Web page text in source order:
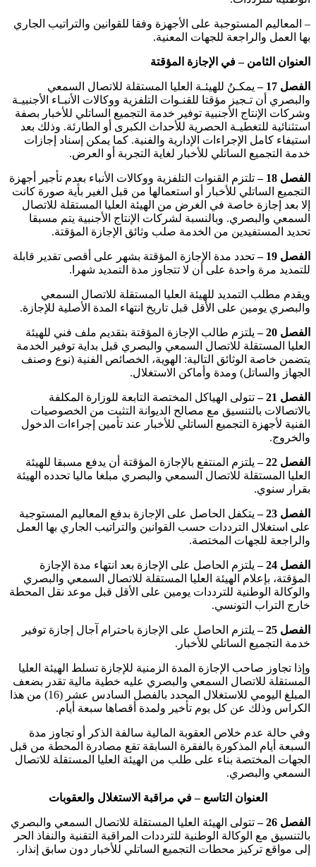
– المعاليم المستوجبة على الأجهزة وفقا للقوانين والتراتيب الجاري
بها العمل والراجعة للجهات المعنية.
العنوان الثامن – في الإجازة المؤقتة
الفصل 17 –
يمكـنُ للهيئـة العليا المستقلة للاتصال السمعي
والبصري أن تـجيز مؤقتا للقنـوات التلفزية ووكالات الأنبـاء الأجنبيـة
وشركات الإنتاج الأجنبية توفير خدمة التجميع الساتلي للأخبار بصفة
استثنائية للتغطيـة الحصرية للأحداث الكبرى أو الطارئة. وذلك بعد
استيفاء كامل الإجراءات الإدارية والفنية. كما يمكن إسناد إجازات
خدمة التجميع الساتلي للأخبار لغاية التجربة أو العرض.
الفصل 18 –
تلتزم القنوات التلفزية ووكالات الأنباء بعدم تأجير أجهزة
التجميع الساتلي للأخبار أو استعمالها من قبل الغير بأية صورة كانت
إلا بعد إجازة خاصة في الغرض من الهيئة العليا المستقلة للاتصال
السمعي والبصري. وبالنسبة لشركات الإنتاج الأجنبية يتم مسبقا
تحديد المستفيدين من الخدمة صلب وثائق الإجازة المؤقتة.
الفصل 19 –
تحدد مدة الإجازة المؤقتة بشهر على أقصى تقدير قابلة
للتمديد مرة واحدة على أن لا تتجاوز مدة التمديد شهرا.
ويقدم مطلب التمديد للهيئة العليا المستقلة للاتصال السمعي
والبصري يومين على الأقل قبل تاريخ انتهاء المدة الأصلية للإجازة.
الفصل 20 –
يلتزم طالب الإجازة المؤقتة بتقديم ملف فني للهيئة
العليا المستقلة للاتصال السمعي والبصري قبل بداية توفير الخدمة
يتضمن خاصة الوثائق التالية: الهوية، الخصائص الفنية (نوع وصنف
الجهاز والساتل) ومدة وأماكن الاستغلال.
الفصل 21 –
تتولى الهياكل المختصة التابعة للوزارة المكلفة
بالاتصالات بالتنسيق مع مصالح الديوانة التثبت من الخصوصيات
الفنية لأجهزة التجميع الساتلي للأخبار عند تأمين إجراءات الدخول
والخروج.
الفصل 22 –
يلتزم المنتفع بالإجازة المؤقتة أن يدفع مسبقا للهيئة
العليا المستقلة للاتصال السمعي والبصري مبلغا ماليا تحدده الهيئة
بقرار سنوي.
الفصل 23 –
يتكفل الحاصل على الإجازة بدفع المعاليم المستوجبة
على استغلال الترددات حسب القوانين والتراتيب الجاري بها العمل
والراجعة للجهات المختصة.
الفصل 24 –
يلتزم الحاصل على الإجازة بعد انتهاء مدة الإجازة
المؤقتة، بإعلام الهيئة العليا المستقلة للاتصال السمعي والبصري
والوكالة الوطنية للترددات يومين على الأقل قبل موعد نقل المحطة
خارج التراب التونسي.
الفصل 25 –
يلتزم الحاصل على الإجازة باحترام آجال إجازة توفير
خدمة التجميع الساتلي للأخبار.
وإذا تجاوز صاحب الإجازة المدة الزمنية للإجازة تسلط الهيئة العليا
المستقلة للاتصال السمعي والبصري عليه خطية مالية تقدر بضعف
المبلغ اليومي للاستغلال المحدد بالفصل السادس عشر (16) من هذا
الكراس وذلك عن كل يوم تأخير ولمدة أقصاها سبعة أيام.
وفي حالة عدم خلاص العقوبة المالية سالفة الذكر أو تجاوز مدة
السبعة أيام المذكورة بالفقرة السابقة تقع مصادرة المحطة من قبل
الجهات المختصة بناء على طلب من الهيئة العليا المستقلة للاتصال
السمعي والبصري.
العنوان التاسع – في مراقبة الاستغلال والعقوبات
الفصل 26 –
تتولى الهيئة العليا المستقلة للاتصال السمعي والبصري
بالتنسيق مع الوكالة الوطنية للترددات المراقبة التقنية والنفاذ الحر
إلى مواقع تركيز محطات التجميع الساتلي للأخبار دون سابق إنذار.